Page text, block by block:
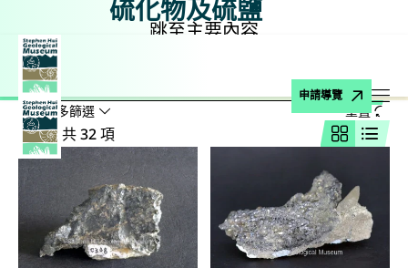
跳至主要內容
申請導覽
打
硫化物及硫鹽
搜尋名稱、公式、地點
搜尋
顯示較多篩選
重置
結果：共 32 項
網格視圖
列表